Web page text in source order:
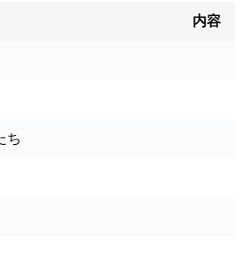
内容
ち